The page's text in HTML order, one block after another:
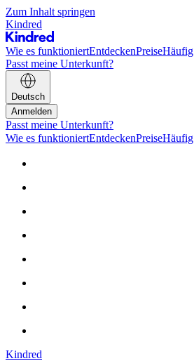
Zum Inhalt springen
Kindred
Wie es funktioniertEntdeckenPreiseHäufig
Passt meine Unterkunft?
Deutsch
Anmelden
Passt meine Unterkunft?
Wie es funktioniertEntdeckenPreiseHäufig
Kindred